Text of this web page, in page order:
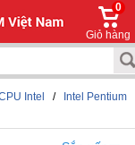
0
Giỏ hàng
Intel / Intel Pentium